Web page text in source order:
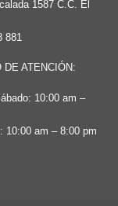
1587 C.C. El
881
DE ATENCIÓN:
10:00 am –
10:00 am – 8:00 pm